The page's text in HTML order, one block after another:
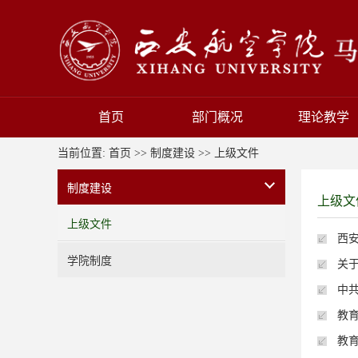
首页 部门概况 理论教学
当前位置: 首页 >> 制度建设 >> 上级文件
制度建设
上级文件
学院制度
上级
西
关
中
教
教